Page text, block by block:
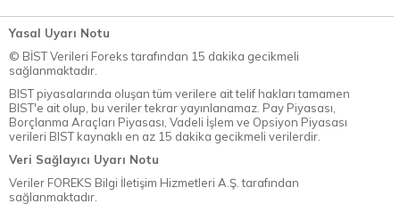
Yasal Uyarı Notu
© BİST Verileri Foreks tarafından 15 dakika gecikmeli
sağlanmaktadır.
BIST piyasalarında oluşan tüm verilere ait telif hakları tamamen
BIST'e ait olup, bu veriler tekrar yayınlanamaz. Pay Piyasası,
Borçlanma Araçları Piyasası, Vadeli İşlem ve Opsiyon Piyasası
verileri BIST kaynaklı en az 15 dakika gecikmeli verilerdir.
Veri Sağlayıcı Uyarı Notu
Veriler FOREKS Bilgi İletişim Hizmetleri A.Ş. tarafından
sağlanmaktadır.